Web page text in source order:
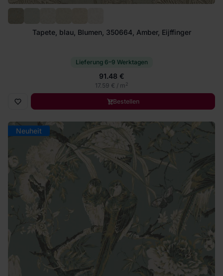
Tapete, blau, Blumen, 350664, Amber, Eijffinger
Lieferung 6–9 Werktagen
91.48 €
17.59 € / m2
Bestellen
Neuheit